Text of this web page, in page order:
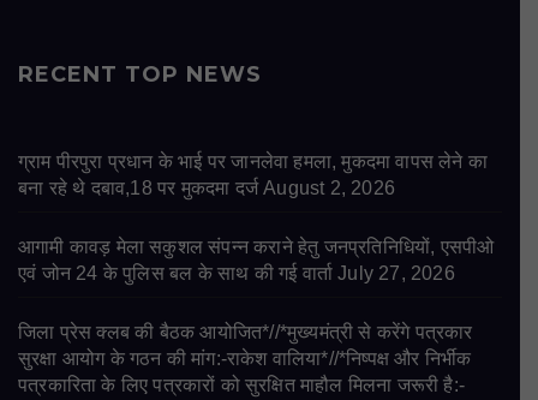
RECENT TOP NEWS
ग्राम पीरपुरा प्रधान के भाई पर जानलेवा हमला, मुकदमा वापस लेने का
बना रहे थे दबाव,18 पर मुकदमा दर्ज August 2, 2026
आगामी कावड़ मेला सकुशल संपन्न कराने हेतु जनप्रतिनिधियों, एसपीओ
एवं जोन 24 के पुलिस बल के साथ की गई वार्ता July 27, 2026
जिला प्रेस क्लब की बैठक आयोजित*//*मुख्यमंत्री से करेंगे पत्रकार
सुरक्षा आयोग के गठन की मांग:-राकेश वालिया*//*निष्पक्ष और निर्भीक
पत्रकारिता के लिए पत्रकारों को सुरक्षित माहौल मिलना जरूरी है:-